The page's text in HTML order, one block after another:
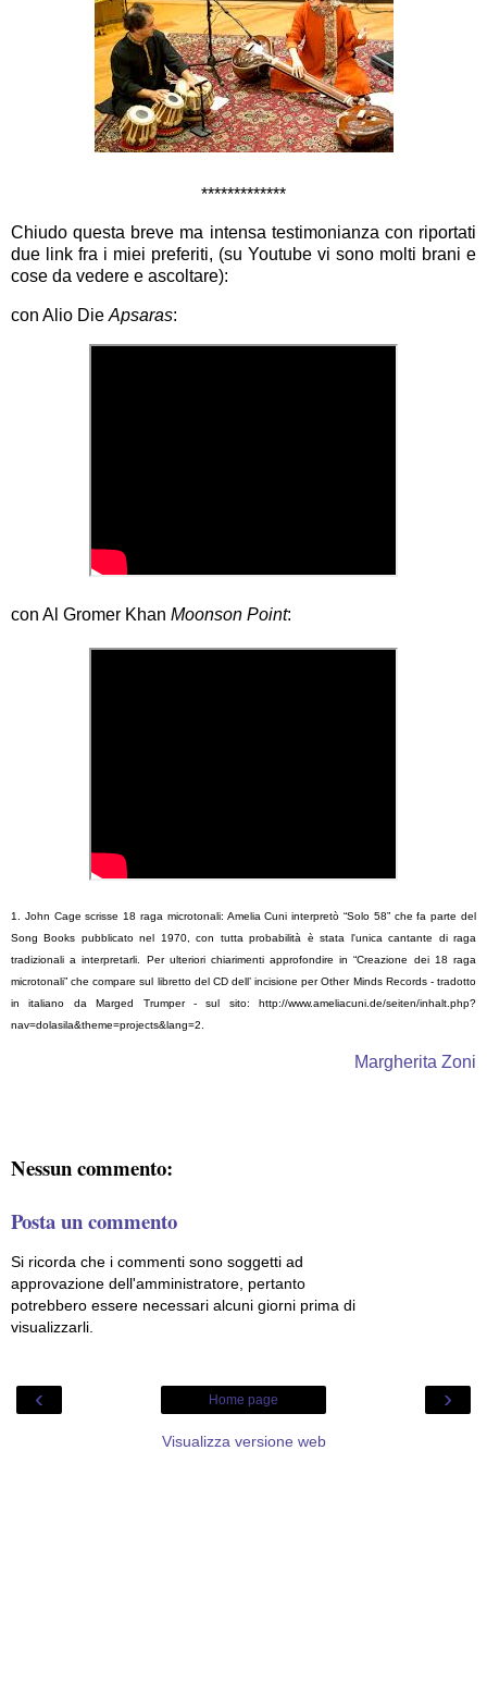
*************
Chiudo questa breve ma intensa testimonianza con riportati
due link fra i miei preferiti, (su Youtube vi sono molti brani e
cose da vedere e ascoltare):
con Alio Die Apsaras:
con Al Gromer Khan Moonson Point:
1. John Cage scrisse 18 raga microtonali: Amelia Cuni interpretò “Solo 58” che fa parte del
Song Books pubblicato nel 1970, con tutta probabilità è stata l'unica cantante di raga
tradizionali a interpretarli. Per ulteriori chiarimenti approfondire in “Creazione dei 18 raga
microtonali” che compare sul libretto del CD dell’ incisione per Other Minds Records - tradotto
in italiano da Marged Trumper - sul sito: http://www.ameliacuni.de/seiten/inhalt.php?
nav=dolasila&theme=projects&lang=2.
Margherita Zoni
Nessun commento:
Posta un commento
Si ricorda che i commenti sono soggetti ad
approvazione dell'amministratore, pertanto
potrebbero essere necessari alcuni giorni prima di
visualizzarli.
‹ ›
Home page
Visualizza versione web